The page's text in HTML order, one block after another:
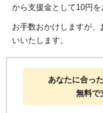
から支援金として10円を
お手数おかけしますが
いいたします。
あなたに合っ
無料で